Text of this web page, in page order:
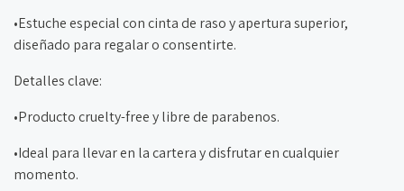
•Estuche especial con cinta de raso y apertura superior,
diseñado para regalar o consentirte.
Detalles clave:
•Producto cruelty-free y libre de parabenos.
•Ideal para llevar en la cartera y disfrutar en cualquier
momento.